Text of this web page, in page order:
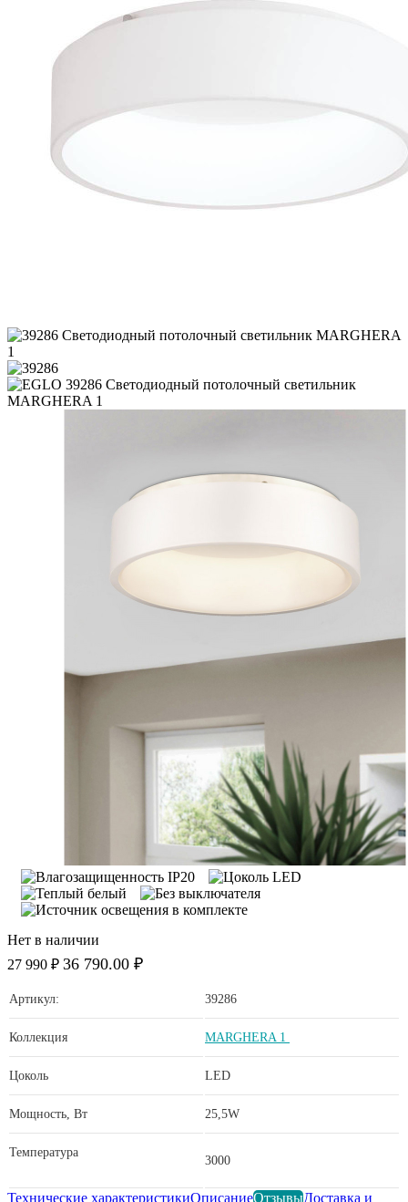
Нет в наличии
27 990 ₽ 36 790.00 ₽
Артикул: 39286
Коллекция MARGHERA 1
Цоколь LED
Мощность, Вт 25,5W
Температура
3000
Технические характеристикиОписаниеОтзывыДоставка и